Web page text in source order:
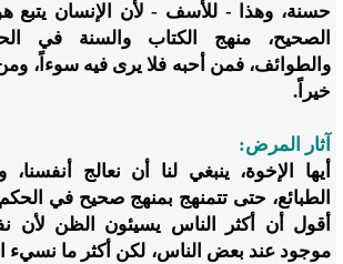
حسنة، وهذا - للأسف - لأن الإنسان يتبع
الصحيح، منهج الكتاب والسنة في
والطوائف، فمن أحبه فلا يرى فيه سوءاً،
خيراً.
آثار المرض:
أيها الإخوة، ينبغي لنا أن نعالج
الطبائع، حتى تتمنهج بمنهج صحيح في
أقول أن أكثر الناس يسيئون الظن لأن
موجود عند بعض الناس، لكن أكثر ما نسيء